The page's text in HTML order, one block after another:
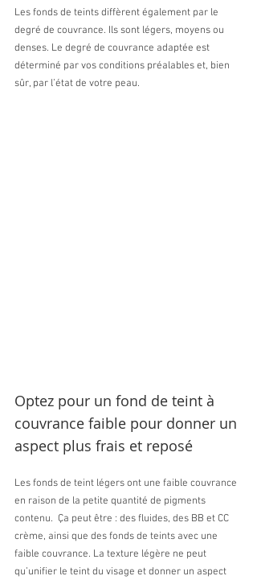
Les fonds de teints diffèrent également par le
degré de couvrance. Ils sont légers, moyens ou
denses. Le degré de couvrance adaptée est
déterminé par vos conditions préalables et, bien
sûr, par l’état de votre peau.
Optez pour un fond de teint à
couvrance faible pour donner un
aspect plus frais et reposé
Les fonds de teint légers ont une faible couvrance
en raison de la petite quantité de pigments
contenu.  Ça peut être : des fluides, des BB et CC
crème, ainsi que des fonds de teints avec une
faible couvrance. La texture légère ne peut
qu’unifier le teint du visage et donner un aspect